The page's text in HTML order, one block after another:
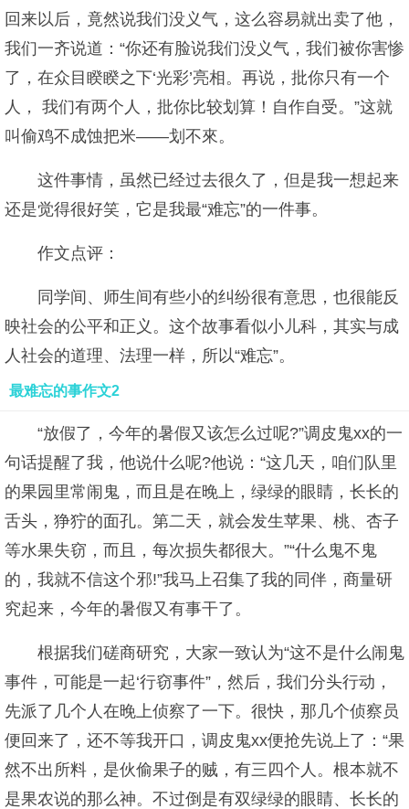
回来以后，竟然说我们没义气，这么容易就出卖了他，
我们一齐说道：“你还有脸说我们没义气，我们被你害惨
了，在众目睽睽之下‘光彩’亮相。再说，批你只有一个
人， 我们有两个人，批你比较划算！自作自受。”这就
叫偷鸡不成蚀把米——划不來。
这件事情，虽然已经过去很久了，但是我一想起来
还是觉得很好笑，它是我最“难忘”的一件事。
作文点评：
同学间、师生间有些小的纠纷很有意思，也很能反
映社会的公平和正义。这个故事看似小儿科，其实与成
人社会的道理、法理一样，所以“难忘”。
最难忘的事作文2
“放假了，今年的暑假又该怎么过呢?”调皮鬼xx的一
句话提醒了我，他说什么呢?他说：“这几天，咱们队里
的果园里常闹鬼，而且是在晚上，绿绿的眼睛，长长的
舌头，狰狞的面孔。第二天，就会发生苹果、桃、杏子
等水果失窃，而且，每次损失都很大。”“什么鬼不鬼
的，我就不信这个邪!”我马上召集了我的同伴，商量研
究起来，今年的暑假又有事干了。
根据我们磋商研究，大家一致认为“这不是什么闹鬼
事件，可能是一起‘行窃事件”，然后，我们分头行动，
先派了几个人在晚上侦察了一下。很快，那几个侦察员
便回来了，还不等我开口，调皮鬼xx便抢先说上了：“果
然不出所料，是伙偷果子的贼，有三四个人。根本就不
是果农说的那么神。不过倒是有双绿绿的眼睛、长长的